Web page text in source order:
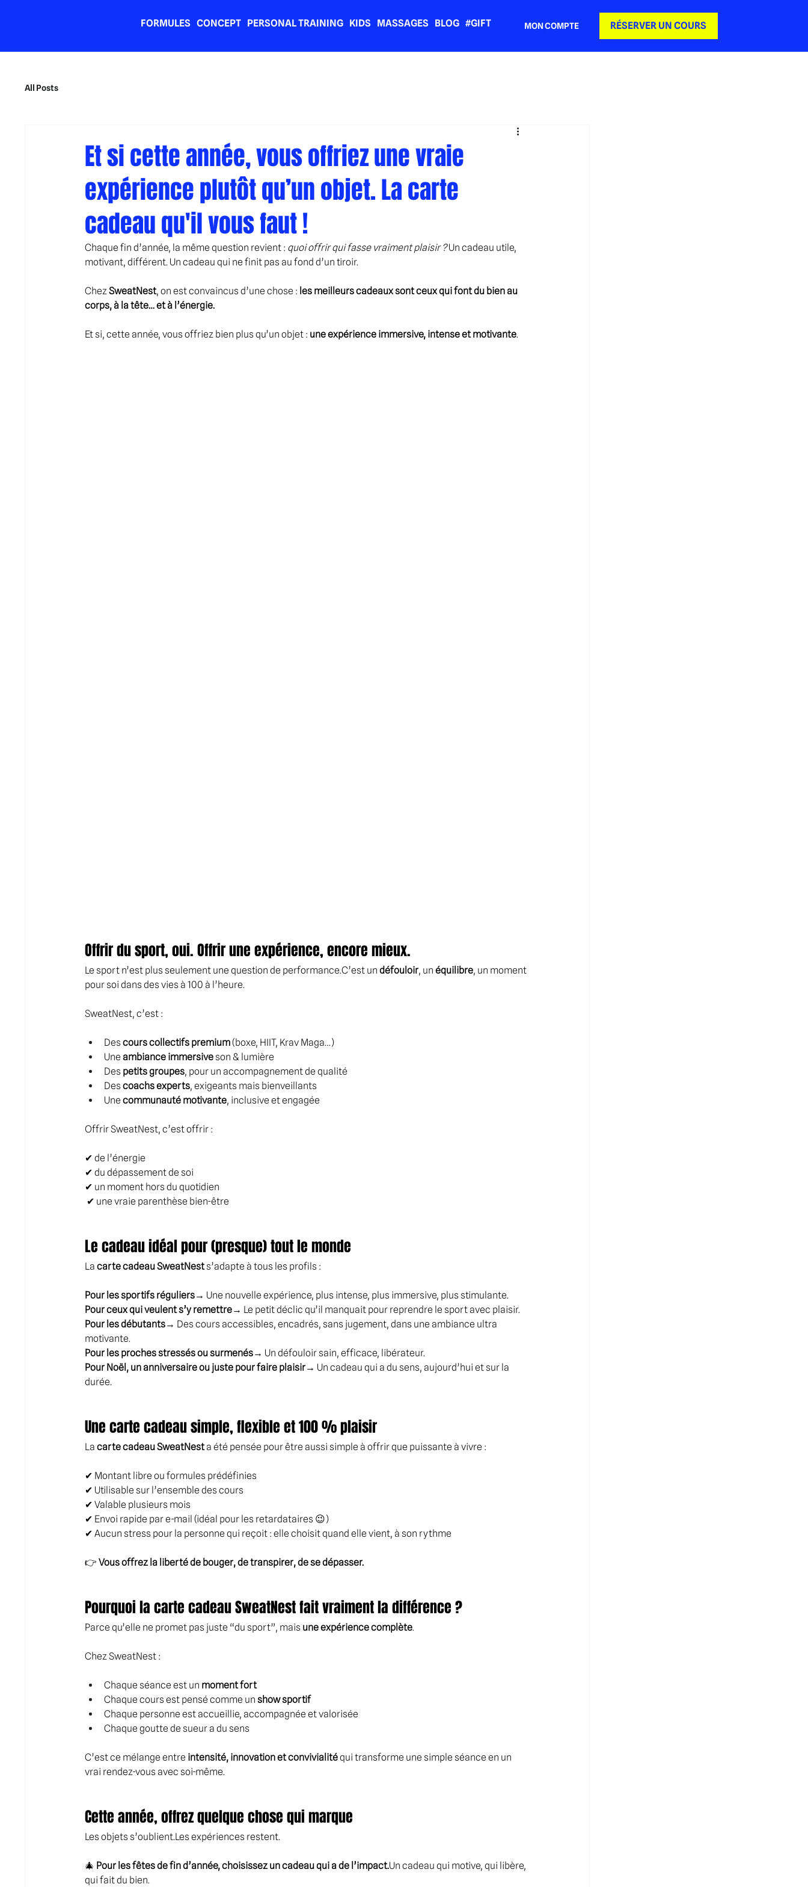
FORMULES CONCEPT PERSONAL TRAINING KIDS MASSAGES BLOG #GIFT MON COMPTE RÉSERVER UN COURS
All Posts
Et si cette année, vous offriez une vraie
expérience plutôt qu’un objet. La carte
cadeau qu'il vous faut !
Chaque fin d’année, la même question revient : quoi offrir qui fasse vraiment plaisir ? Un cadeau utile,
motivant, différent. Un cadeau qui ne finit pas au fond d’un tiroir.
Chez SweatNest, on est convaincus d’une chose : les meilleurs cadeaux sont ceux qui font du bien au
corps, à la tête… et à l’énergie.
Et si, cette année, vous offriez bien plus qu’un objet : une expérience immersive, intense et motivante.
Offrir du sport, oui. Offrir une expérience, encore mieux.
Le sport n’est plus seulement une question de performance.C’est un défouloir, un équilibre, un moment
pour soi dans des vies à 100 à l’heure.
SweatNest, c’est :
Des cours collectifs premium (boxe, HIIT, Krav Maga…)
Une ambiance immersive son & lumière
Des petits groupes, pour un accompagnement de qualité
Des coachs experts, exigeants mais bienveillants
Une communauté motivante, inclusive et engagée
Offrir SweatNest, c’est offrir :
✔ de l’énergie
✔ du dépassement de soi
✔ un moment hors du quotidien
✔ une vraie parenthèse bien-être
Le cadeau idéal pour (presque) tout le monde
La carte cadeau SweatNest s’adapte à tous les profils :
Pour les sportifs réguliers→ Une nouvelle expérience, plus intense, plus immersive, plus stimulante.
Pour ceux qui veulent s’y remettre→ Le petit déclic qu’il manquait pour reprendre le sport avec plaisir.
Pour les débutants→ Des cours accessibles, encadrés, sans jugement, dans une ambiance ultra
motivante.
Pour les proches stressés ou surmenés→ Un défouloir sain, efficace, libérateur.
Pour Noël, un anniversaire ou juste pour faire plaisir→ Un cadeau qui a du sens, aujourd’hui et sur la
durée.
Une carte cadeau simple, flexible et 100 % plaisir
La carte cadeau SweatNest a été pensée pour être aussi simple à offrir que puissante à vivre :
✔ Montant libre ou formules prédéfinies
✔ Utilisable sur l’ensemble des cours
✔ Valable plusieurs mois
✔ Envoi rapide par e-mail (idéal pour les retardataires 😉)
✔ Aucun stress pour la personne qui reçoit : elle choisit quand elle vient, à son rythme
👉 Vous offrez la liberté de bouger, de transpirer, de se dépasser.
Pourquoi la carte cadeau SweatNest fait vraiment la différence ?
Parce qu’elle ne promet pas juste “du sport”, mais une expérience complète.
Chez SweatNest :
Chaque séance est un moment fort
Chaque cours est pensé comme un show sportif
Chaque personne est accueillie, accompagnée et valorisée
Chaque goutte de sueur a du sens
C’est ce mélange entre intensité, innovation et convivialité qui transforme une simple séance en un
vrai rendez-vous avec soi-même.
Cette année, offrez quelque chose qui marque
Les objets s’oublient.Les expériences restent.
🎄 Pour les fêtes de fin d’année, choisissez un cadeau qui a de l’impact.Un cadeau qui motive, qui libère,
qui fait du bien.